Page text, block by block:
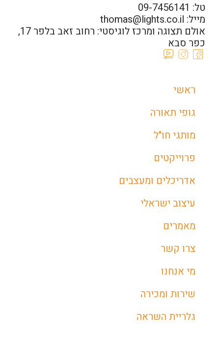
טל: 09-7456141
מייל: thomas@lights.co.il‬
אולם תצוגה ומרכז לוגיסטי: רחוב זאב בלפר 17,
כפר סבא
ראשי
גופי תאורה
מותגי חו"ל
פרוייקטים
אדריכלים ומעצבים
עיצוב ישראלי
מאמרים
צרו קשר
מי אנחנו
שירות ומכירה
גלריית השראה